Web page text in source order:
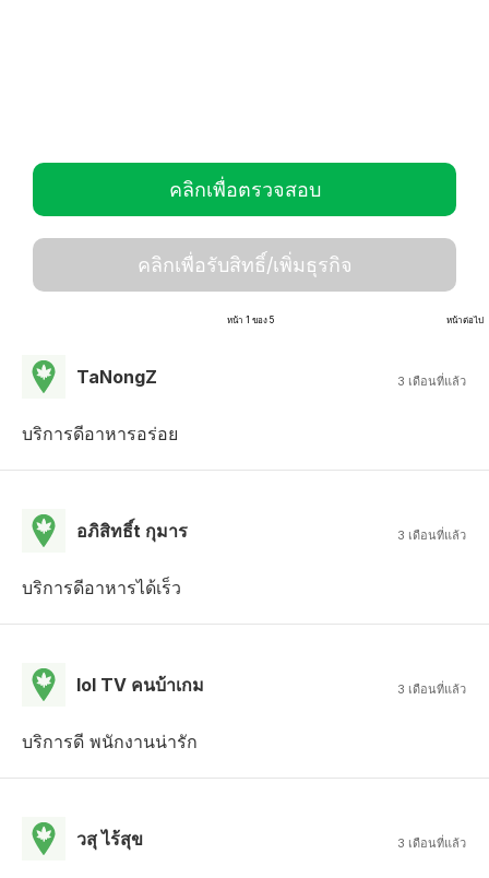
คลิกเพื่อตรวจสอบ
คลิกเพื่อรับสิทธิ์/เพิ่มธุรกิจ
หน้า 1 ของ 5 หน้าต่อไป
TaNongZ 3 เดือนที่แล้ว
บริการดีอาหารอร่อย
อภิสิทธิ์t กุมาร 3 เดือนที่แล้ว
บริการดีอาหารได้เร็ว
lol TV คนบ้าเกม 3 เดือนที่แล้ว
บริการดี พนักงานน่ารัก
วสุ ไร้สุข 3 เดือนที่แล้ว